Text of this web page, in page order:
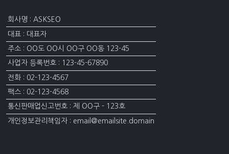
회사명 : ASKSEO
대표 : 대표자
주소 : OO도 OO시 OO구 OO동 123-45
사업자 등록번호 : 123-45-67890
전화 : 02-123-4567
팩스 : 02-123-4568
통신판매업신고번호 : 제 OO구 - 123호
개인정보관리책임자 : email@emailsite.domain